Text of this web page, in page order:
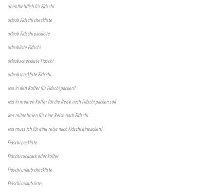
unentbehrlich für Fidschi
urlaub Fidschi checkliste
urlaub Fidschi packliste
urlaubliste Fidschi
urlaubscheckliste Fidschi
urlaubspackliste Fidschi
was in den Koffer für Fidschi packen?
was in meinen Koffer für die Reise nach Fidschi packen soll
was mitnehmen für eine Reise nach Fidschi
was muss ich für eine reise nach Fidschi einpacken?
Fidschi packliste
Fidschi rucksack oder koffer
Fidschi urlaub checkliste
Fidschi urlaub liste